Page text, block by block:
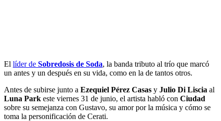
El líder de Sobredosis de Soda, la banda tributo al trío que marcó
un antes y un después en su vida, como en la de tantos otros.
Antes de subirse junto a Ezequiel Pérez Casas y Julio Di Liscia al
Luna Park este viernes 31 de junio, el artista habló con Ciudad
sobre su semejanza con Gustavo, su amor por la música y cómo se
toma la personificación de Cerati.